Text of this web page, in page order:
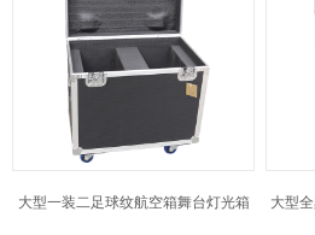
大型一装二足球纹航空箱舞台灯光箱 大型